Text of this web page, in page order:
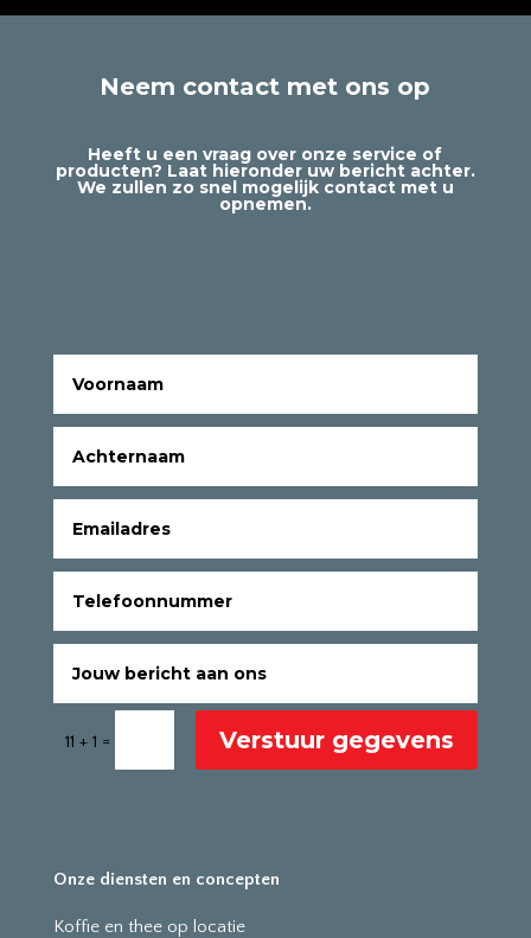
Neem contact met ons op
Heeft u een vraag over onze service of
producten? Laat hieronder uw bericht achter.
We zullen zo snel mogelijk contact met u
opnemen.
11 + 1 = Verstuur gegevens
Onze diensten en concepten
Koffie en thee op locatie